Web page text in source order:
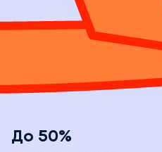
До 50%